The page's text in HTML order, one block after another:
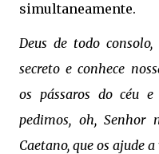
simultaneamente.
Deus de todo consolo,
secretoe conhece
os pássaros do céue
pedimos, oh, Senhor
Caetano,que os ajude